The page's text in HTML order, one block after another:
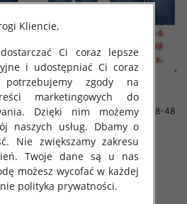
48
Spodnie męskie jeans Roz 38-48
1 Kolor .Paczka 10 szt
64.00 zł
szczegóły
Kliencie,
Ci coraz lepsze
i udostępniać Ci coraz
potrzebujemy zgody na
marketingowych do
Dzięki nim możemy
naszych usług. Dbamy o
Nie zwiększamy zakresu
Twoje dane są u nas
możesz wycofać w każdej
polityka prywatności.